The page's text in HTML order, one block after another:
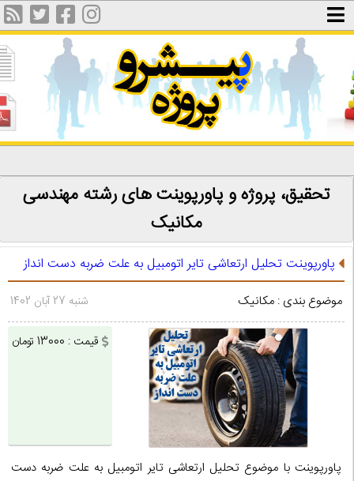
تحقیق، پروژه و پاورپوینت های رشته مهندسی
مکانیک
پاورپوینت تحلیل ارتعاشی تایر اتومبیل به علت ضربه دست انداز
موضوع بندی : مکانیک شنبه 27 آبان 1402
قیمت : 13000 تومان
پاورپوینت با موضوع تحلیل ارتعاشی تایر اتومبیل به علت ضربه دست